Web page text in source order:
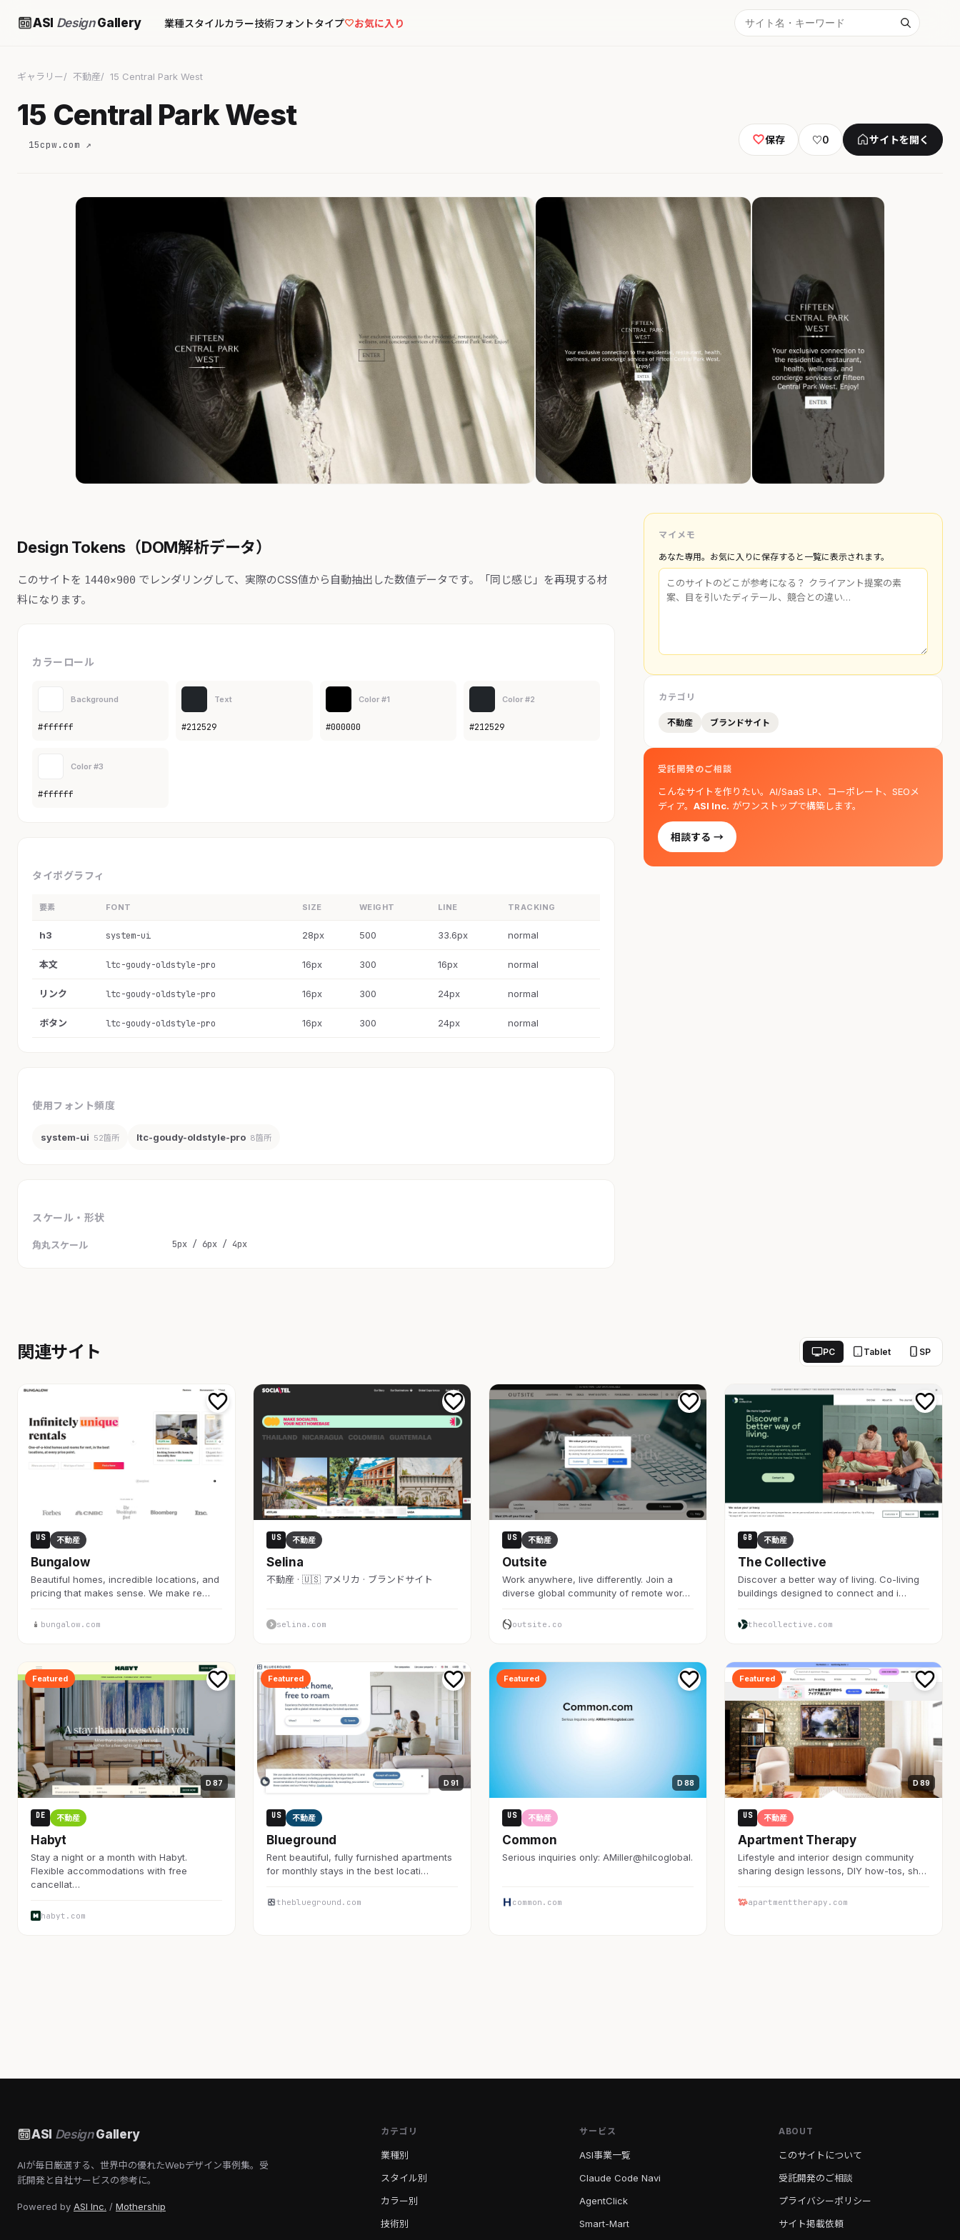
ASI DesignGallery 業種スタイルカラー技術フォントタイプ お気に入り
ギャラリー 不動産 15 Central Park West
15 Central Park West
15cpw.com ↗ 保存 ♡0 サイトを開く
Design Tokens（DOM解析データ）
このサイトを 1440×900 でレンダリングして、実際のCSS値から自動抽出した数値データです。「同じ感じ」を再現する材
料になります。
カラーロール
Background
#ffffff
Text
#212529
Color #1
#000000
Color #2
#212529
Color #3
#ffffff
タイポグラフィ
要素 FONT SIZE WEIGHT LINE TRACKING
h3 system-ui 28px 500 33.6px normal
本文 ltc-goudy-oldstyle-pro 16px 300 16px normal
リンク ltc-goudy-oldstyle-pro 16px 300 24px normal
ボタン ltc-goudy-oldstyle-pro 16px 300 24px normal
使用フォント頻度
system-ui 52箇所 ltc-goudy-oldstyle-pro 8箇所
スケール・形状
角丸スケール 5px / 6px / 4px
マイメモ
あなた専用。お気に入りに保存すると一覧に表示されます。
カテゴリ
不動産 ブランドサイト
受託開発のご相談
こんなサイトを作りたい。AI/SaaS LP、コーポレート、SEOメ
ディア。ASI Inc. がワンストップで構築します。
相談する →
関連サイト PC Tablet SP
US 不動産
Bungalow
Beautiful homes, incredible locations, and
pricing that makes sense. We make re…
bungalow.com
US 不動産
Selina
不動産 · 🇺🇸 アメリカ · ブランドサイト
selina.com
US 不動産
Outsite
Work anywhere, live differently. Join a
diverse global community of remote wor…
outsite.co
GB 不動産
The Collective
Discover a better way of living. Co-living
buildings designed to connect and i…
thecollective.com
Featured
D 87
DE 不動産
Habyt
Stay a night or a month with Habyt.
Flexible accommodations with free
cancellat…
habyt.com
Featured
D 91
US 不動産
Blueground
Rent beautiful, fully furnished apartments
for monthly stays in the best locati…
theblueground.com
Featured
D 88
US 不動産
Common
Serious inquiries only: AMiller@hilcoglobal.
common.com
Featured
D 89
US 不動産
Apartment Therapy
Lifestyle and interior design community
sharing design lessons, DIY how-tos, sh…
apartmenttherapy.com
ASI DesignGallery
AIが毎日厳選する、世界中の優れたWebデザイン事例集。受
託開発と自社サービスの参考に。
Powered by ASI Inc. / Mothership
カテゴリ
業種別
スタイル別
カラー別
技術別
サービス
ASI事業一覧
Claude Code Navi
AgentClick
Smart-Mart
ABOUT
このサイトについて
受託開発のご相談
プライバシーポリシー
サイト掲載依頼